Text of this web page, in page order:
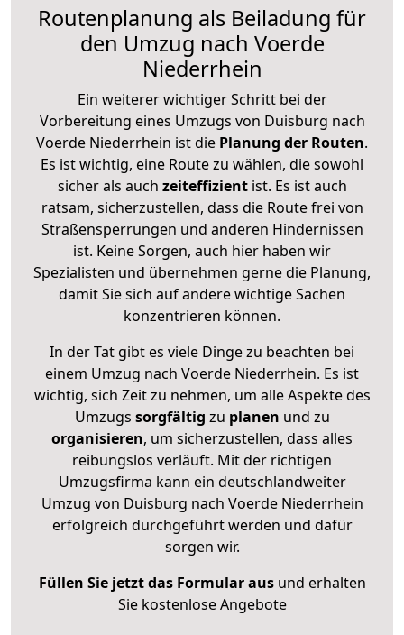
Routenplanung als Beiladung für
den Umzug nach Voerde
Niederrhein
Ein weiterer wichtiger Schritt bei der
Vorbereitung eines Umzugs von Duisburg nach
Voerde Niederrhein ist die Planung der Routen.
Es ist wichtig, eine Route zu wählen, die sowohl
sicher als auch zeiteffizientist. Es ist auch
ratsam, sicherzustellen, dass die Route frei von
Straßensperrungen und anderen Hindernissen
ist. Keine Sorgen, auch hier haben wir
Spezialisten und übernehmen gerne die Planung,
damit Sie sich auf andere wichtige Sachen
konzentrieren können.
In der Tat gibt es viele Dinge zu beachten bei
einem Umzug nach Voerde Niederrhein. Es ist
wichtig, sich Zeit zu nehmen, um alle Aspekte des
Umzugs sorgfältig zu planen und zu
organisieren, um sicherzustellen, dass alles
reibungslos verläuft. Mit der richtigen
Umzugsfirma kann ein deutschlandweiter
Umzug von Duisburg nach Voerde Niederrhein
erfolgreich durchgeführt werden und dafür
sorgen wir.
Füllen Sie jetzt das Formular ausund erhalten
Sie kostenlose Angebote